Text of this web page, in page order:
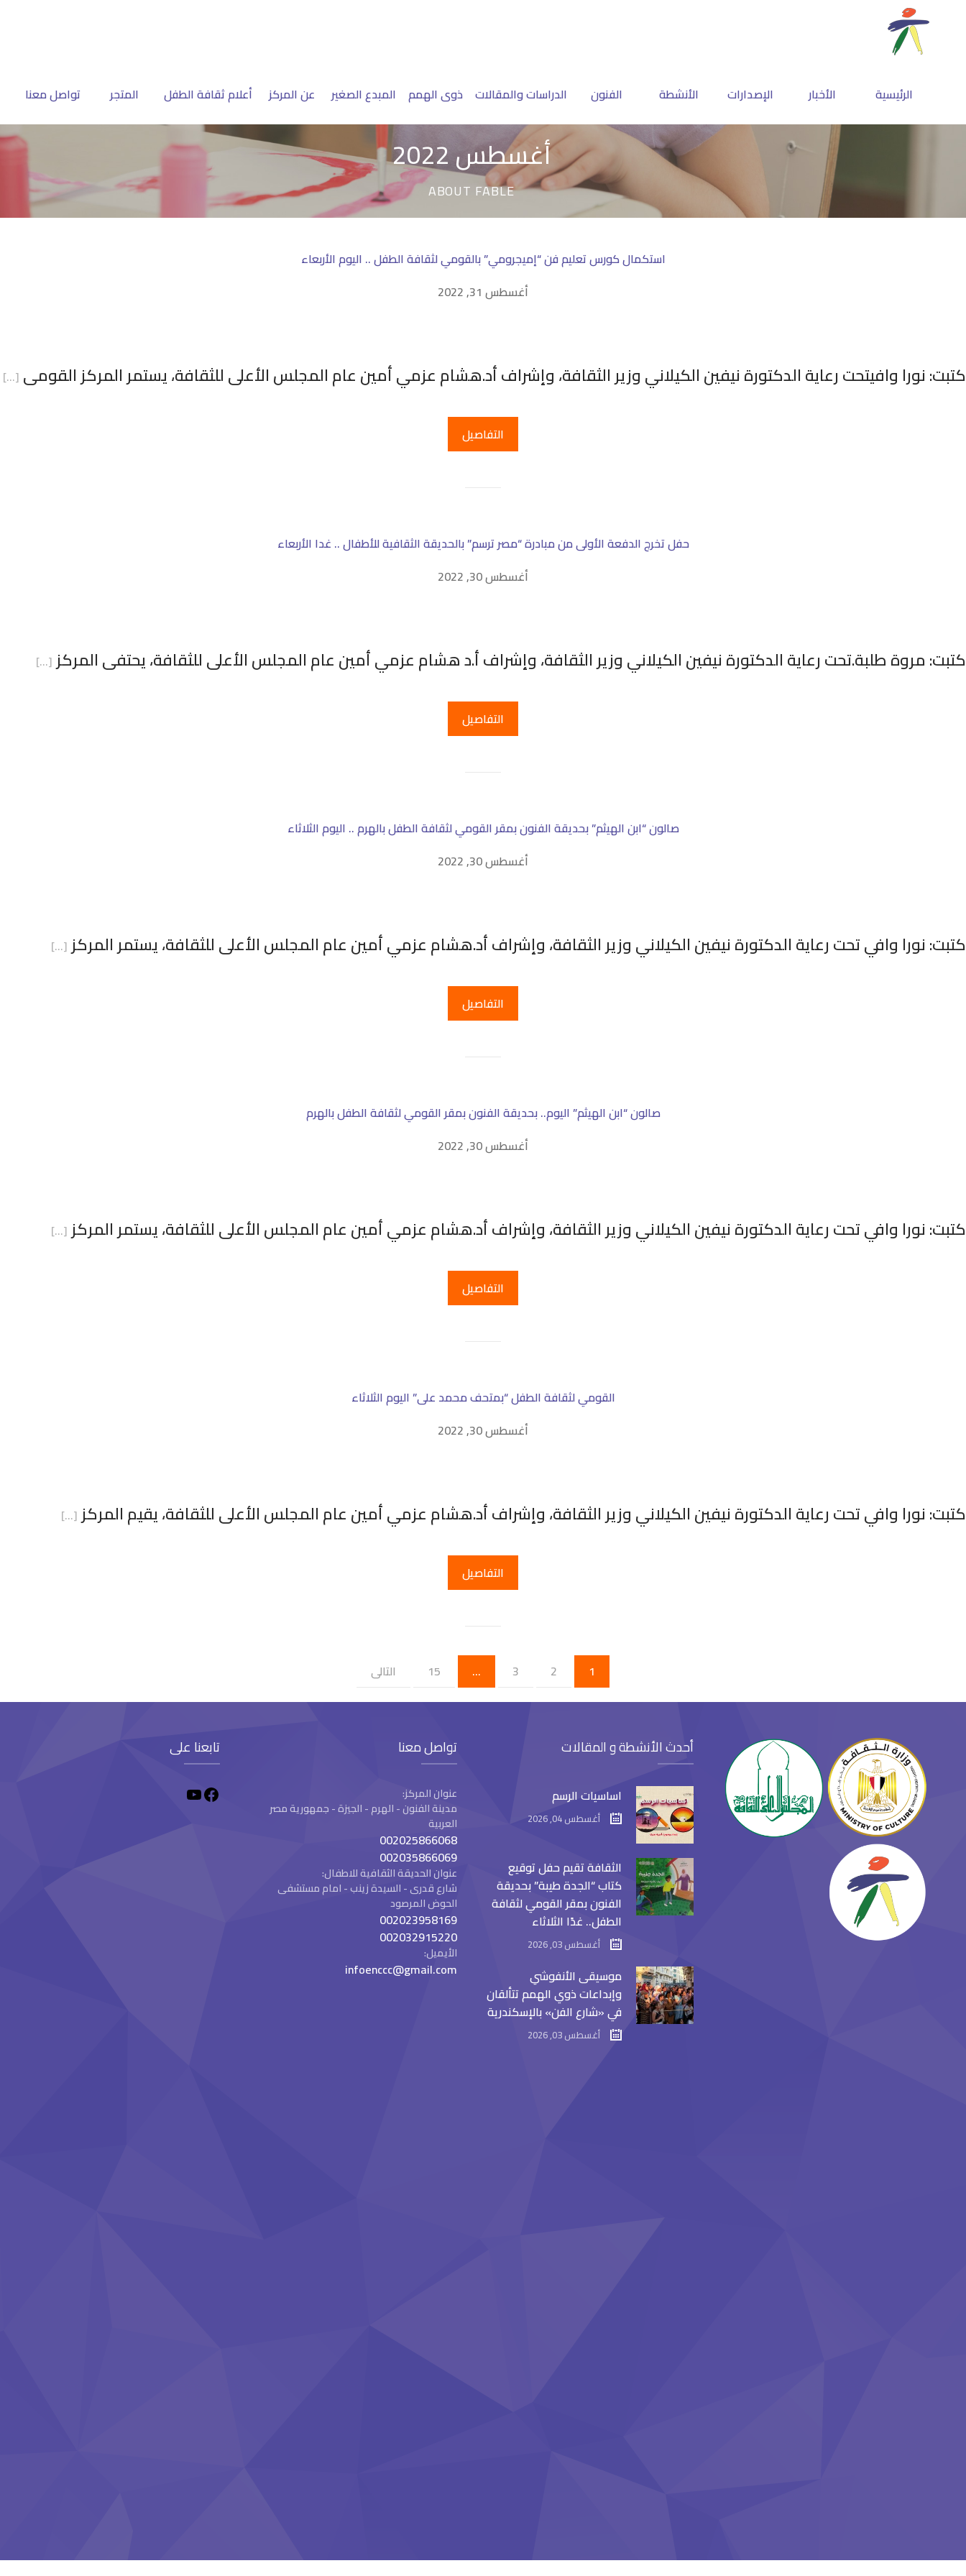
الرئيسية الأخبار الإصدارات الأنشطة الفنون الدراسات والمقالات ذوى الهمم المبدع الصغير عن المركز أعلام ثقافة الطفل المتجر تواصل معنا
أغسطس 2022
ABOUT FABLE
استكمال كورس تعليم فن “إميجرومي” بالقومي لثقافة الطفل .. اليوم الأربعاء
أغسطس 31, 2022
كتبت: نورا وافيتحت رعاية الدكتورة نيفين الكيلاني وزير الثقافة، وإشراف أد.هشام عزمي أمين عام المجلس الأعلى للثقافة، يستمر المركز القومى […]
التفاصيل
حفل تخرج الدفعة الأولى من مبادرة “مصر ترسم” بالحديقة الثقافية للأطفال .. غدا الأربعاء
أغسطس 30, 2022
كتبت: مروة طلبة.تحت رعاية الدكتورة نيفين الكيلاني وزير الثقافة، وإشراف أ.د هشام عزمي أمين عام المجلس الأعلى للثقافة، يحتفى المركز […]
التفاصيل
صالون “ابن الهيثم” بحديقة الفنون بمقر القومي لثقافة الطفل بالهرم .. اليوم الثلاثاء
أغسطس 30, 2022
كتبت: نورا وافي تحت رعاية الدكتورة نيفين الكيلاني وزير الثقافة، وإشراف أد.هشام عزمي أمين عام المجلس الأعلى للثقافة، يستمر المركز […]
التفاصيل
صالون “ابن الهيثم” اليوم.. بحديقة الفنون بمقر القومي لثقافة الطفل بالهرم
أغسطس 30, 2022
كتبت: نورا وافي تحت رعاية الدكتورة نيفين الكيلاني وزير الثقافة، وإشراف أد.هشام عزمي أمين عام المجلس الأعلى للثقافة، يستمر المركز […]
التفاصيل
القومي لثقافة الطفل “بمتحف محمد على” اليوم الثلاثاء
أغسطس 30, 2022
كتبت: نورا وافي تحت رعاية الدكتورة نيفين الكيلاني وزير الثقافة، وإشراف أد.هشام عزمي أمين عام المجلس الأعلى للثقافة، يقيم المركز […]
التفاصيل
1
2
3
…
15 التالى
تابعنا على تواصل معنا
عنوان المركز:
مدينة الفنون - الهرم - الجيزة - جمهورية مصر
العربية
002025866068
002035866069
عنوان الحديقة الثقافية للاطفال:
شارع قدرى - السيدة زينب - امام مستشفى
الحوض المرصود
002023958169
002032915220
الأيميل:
infoenccc@gmail.com
أحدث الأنشطة و المقالات
اساسيات الرسم
أغسطس 04, 2026
الثقافة تقيم حفل توقيع
كتاب “الجدة طيبة” بحديقة
الفنون بمقر القومي لثقافة
الطفل.. غدًا الثلاثاء
أغسطس 03, 2026
موسيقى الأنفوشي
وإبداعات ذوي الهمم تتألقان
في «شارع الفن» بالإسكندرية
أغسطس 03, 2026